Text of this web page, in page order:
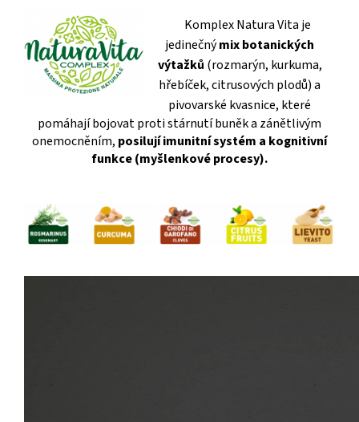
Komplex Natura Vita je
jedinečnýmix botanických
výtažků (rozmarýn, kurkuma,
hřebíček, citrusových plodů) a
pivovarské kvasnice, které
pomáhají bojovat proti stárnutí buněk a zánětlivým
onemocněním, posilují imunitní systém a kognitivní
funkce (myšlenkové procesy).